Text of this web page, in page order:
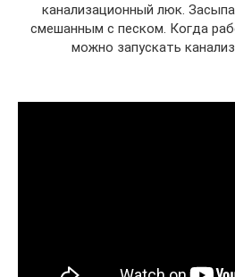
канализационный люк.
смешанным с песком. Когда
можно запускать